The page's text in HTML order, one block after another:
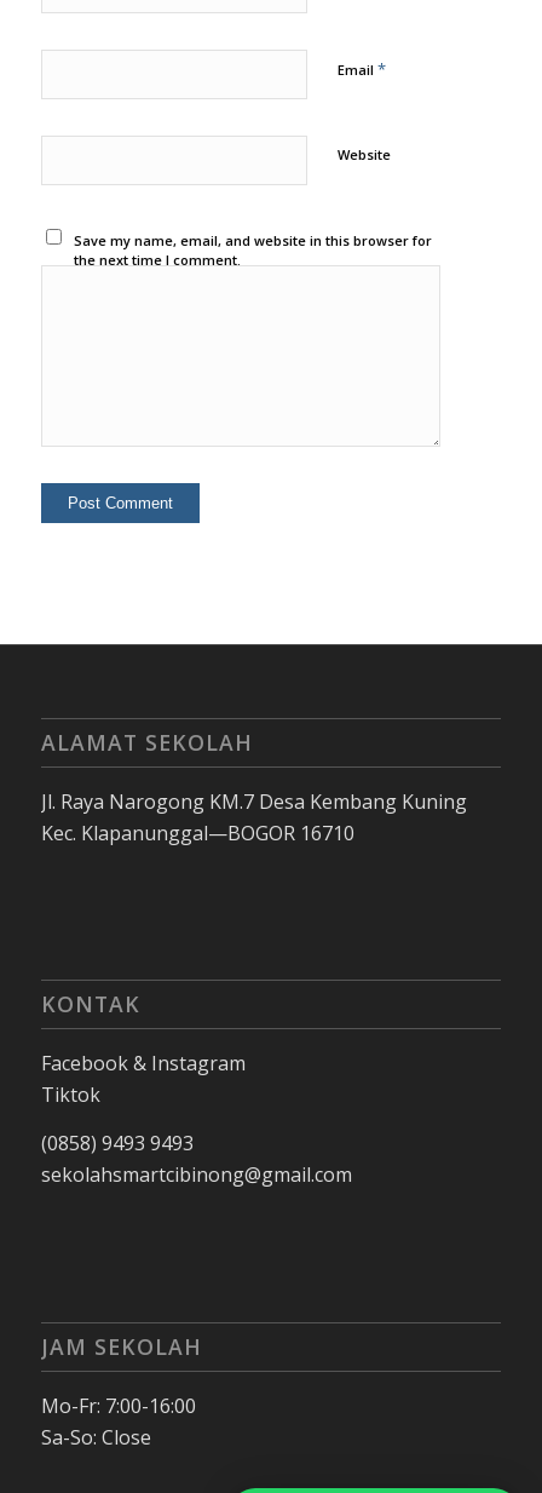
Email *
Website
Save my name, email, and website in this browser for
the next time I comment.
ALAMAT SEKOLAH
Jl. Raya Narogong KM.7 Desa Kembang Kuning
Kec. Klapanunggal—BOGOR 16710
KONTAK
Facebook & Instagram
Tiktok
(0858) 9493 9493
sekolahsmartcibinong@gmail.com
JAM SEKOLAH
Mo-Fr: 7:00-16:00
Sa-So: Close